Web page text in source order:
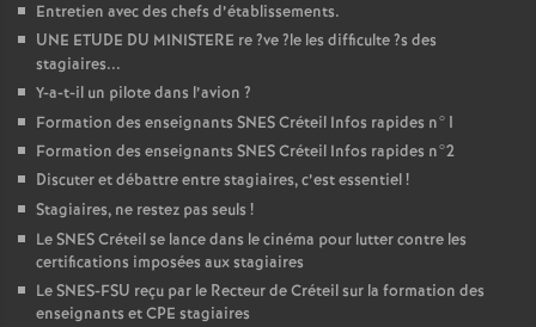
Entretien avec des chefs d’établissements.
UNE ETUDE DU MINISTERE re?ve?le les difficulte?s des
stagiaires...
Y-a-t-il un pilote dans l’avion ?
Formation des enseignants SNESCréteil Infos rapides n°1
Formation des enseignants SNESCréteil Infos rapides n°2
Discuter et débattre entre stagiaires, c’est essentiel!
Stagiaires, ne restez pas seuls !
LeSNESCréteil se lance dans le cinéma pour lutter contre les
certifications imposées aux stagiaires
LeSNES-FSU reçu par le Recteur de Créteil sur la formation des
enseignants etCPE stagiaires